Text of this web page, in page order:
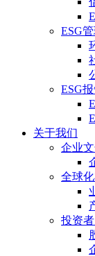
ESG
ESG
关于我们
企业
全球
投资